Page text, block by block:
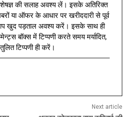
की सलाह अवश्य लें। इसके अतिरिक्त
या ऑफर के आधार पर खरीददारी से पूर्व
खुद पड़ताल अवश्य करें। इसके साथ ही
बॉक्स में टिप्पणी करते समय मर्यादित,
टिप्पणी ही करें।
Next article